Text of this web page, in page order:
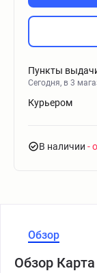
Пункты
Сегодня, в 3
Курьером
В наличии -
Обзор
Обзор